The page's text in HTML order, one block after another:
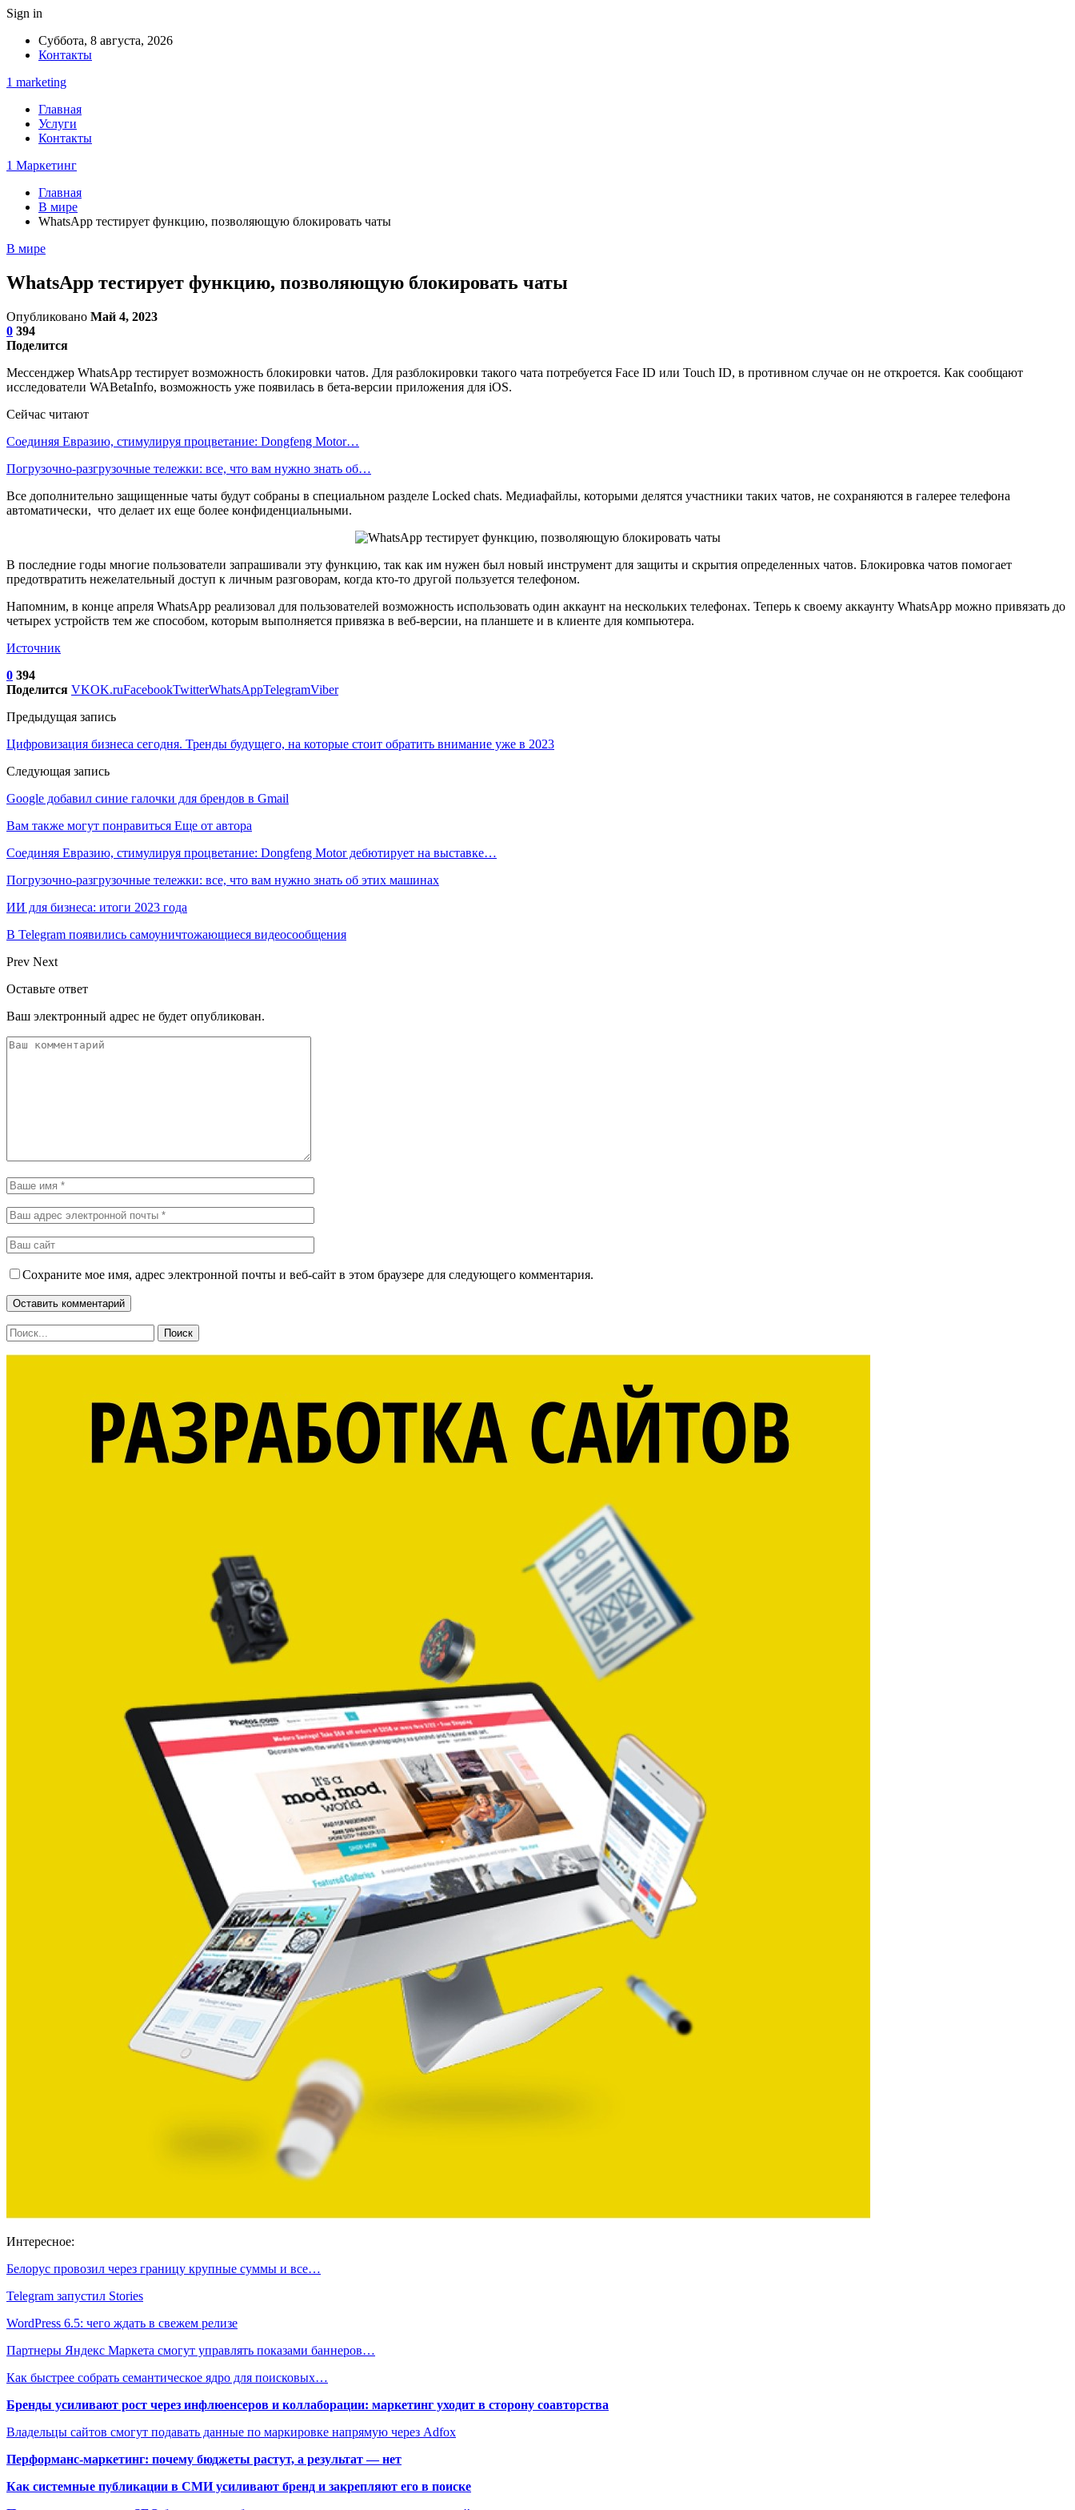
Sign in
Суббота, 8 августа, 2026
Контакты
1 marketing
Главная
Услуги
Контакты
1 Маркетинг
Главная
В мире
WhatsApp тестирует функцию, позволяющую блокировать чаты
В мире
WhatsApp тестирует функцию, позволяющую блокировать чаты
Опубликовано Май 4, 2023
0 394
Поделится
Мессенджер WhatsApp тестирует возможность блокировки чатов. Для разблокировки такого чата потребуется Face ID или Touch ID, в противном случае он не откроется. Как сообщают
исследователи WABetaInfo, возможность уже появилась в бета-версии приложения для iOS.
Сейчас читают
Соединяя Евразию, стимулируя процветание: Dongfeng Motor…
Погрузочно-разгрузочные тележки: все, что вам нужно знать об…
Все дополнительно защищенные чаты будут собраны в специальном разделе Locked chats. Медиафайлы, которыми делятся участники таких чатов, не сохраняются в галерее телефона
автоматически, что делает их еще более конфиденциальными.
В последние годы многие пользователи запрашивали эту функцию, так как им нужен был новый инструмент для защиты и скрытия определенных чатов. Блокировка чатов помогает
предотвратить нежелательный доступ к личным разговорам, когда кто-то другой пользуется телефоном.
Напомним, в конце апреля WhatsApp реализовал для пользователей возможность использовать один аккаунт на нескольких телефонах. Теперь к своему аккаунту WhatsApp можно привязать до
четырех устройств тем же способом, которым выполняется привязка в веб-версии, на планшете и в клиенте для компьютера.
Источник
0 394
Поделится VKOK.ruFacebookTwitterWhatsAppTelegramViber
Предыдущая запись
Цифровизация бизнеса сегодня. Тренды будущего, на которые стоит обратить внимание уже в 2023
Следующая запись
Google добавил синие галочки для брендов в Gmail
Вам также могут понравиться Еще от автора
Соединяя Евразию, стимулируя процветание: Dongfeng Motor дебютирует на выставке…
Погрузочно-разгрузочные тележки: все, что вам нужно знать об этих машинах
ИИ для бизнеса: итоги 2023 года
В Telegram появились самоуничтожающиеся видеосообщения
Prev Next
Оставьте ответ
Ваш электронный адрес не будет опубликован.
Сохраните мое имя, адрес электронной почты и веб-сайт в этом браузере для следующего комментария.
Интересное:
Белорус провозил через границу крупные суммы и все…
Telegram запустил Stories
WordPress 6.5: чего ждать в свежем релизе
Партнеры Яндекс Маркета смогут управлять показами баннеров…
Как быстрее собрать семантическое ядро для поисковых…
Бренды усиливают рост через инфлюенсеров и коллаборации: маркетинг уходит в сторону соавторства
Владельцы сайтов смогут подавать данные по маркировке напрямую через Adfox
Перформанс-маркетинг: почему бюджеты растут, а результат — нет
Как системные публикации в СМИ усиливают бренд и закрепляют его в поиске